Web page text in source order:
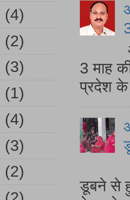
3 माह
प्रदेश
डूबने से
(4)
(2)
(3)
(1)
(4)
(3)
(2)